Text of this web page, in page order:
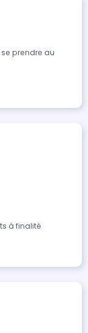
prendre au
à finalité